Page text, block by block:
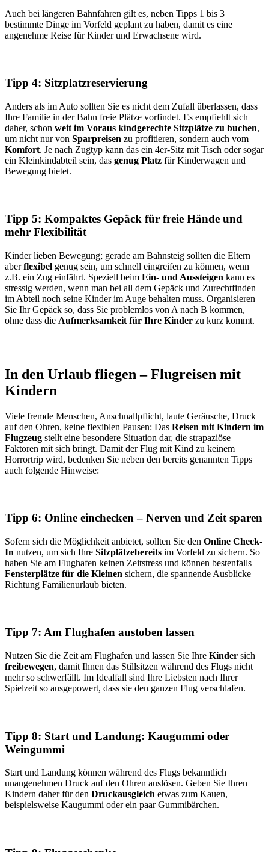
Auch bei längeren Bahnfahren gilt es, neben Tipps 1 bis 3
bestimmte Dinge im Vorfeld geplant zu haben, damit es eine
angenehme Reise für Kinder und Erwachsene wird.
Tipp 4: Sitzplatzreservierung
Anders als im Auto sollten Sie es nicht dem Zufall überlassen, dass
Ihre Familie in der Bahn freie Plätze vorfindet. Es empfiehlt sich
daher, schon weit im Voraus kindgerechte Sitzplätze zu buchen,
um nicht nur von Sparpreisen zu profitieren, sondern auch vom
Komfort. Je nach Zugtyp kann das ein 4er-Sitz mit Tisch oder sogar
ein Kleinkindabteil sein, das genug Platz für Kinderwagen und
Bewegung bietet.
Tipp 5: Kompaktes Gepäck für freie Hände und
mehr Flexibilität
Kinder lieben Bewegung; gerade am Bahnsteig sollten die Eltern
aberflexibel genug sein, um schnell eingreifen zu können, wenn
z.B. ein Zug einfährt. Speziell beim Ein- und Aussteigen kann es
stressig werden, wenn man bei all dem Gepäck und Zurechtfinden
im Abteil noch seine Kinder im Auge behalten muss. Organisieren
Sie Ihr Gepäck so, dass Sie problemlos von A nach B kommen,
ohne dass die Aufmerksamkeit für Ihre Kinder zu kurz kommt.
In den Urlaub fliegen – Flugreisen mit
Kindern
Viele fremde Menschen, Anschnallpflicht, laute Geräusche, Druck
auf den Ohren, keine flexiblen Pausen: Das Reisen mit Kindern im
Flugzeug stellt eine besondere Situation dar, die strapaziöse
Faktoren mit sich bringt. Damit der Flug mit Kind zu keinem
Horrortrip wird, bedenken Sie neben den bereits genannten Tipps
auch folgende Hinweise:
Tipp 6: Online einchecken – Nerven und Zeit sparen
Sofern sich die Möglichkeit anbietet, sollten Sie den Online Check-
In nutzen, um sich Ihre Sitzplätzebereits im Vorfeld zu sichern. So
haben Sie am Flughafen keinen Zeitstress und können bestenfalls
Fensterplätze für die Kleinen sichern, die spannende Ausblicke
Richtung Familienurlaub bieten.
Tipp 7: Am Flughafen austoben lassen
Nutzen Sie die Zeit am Flughafen und lassen Sie Ihre Kinder sich
freibewegen, damit Ihnen das Stillsitzen während des Flugs nicht
mehr so schwerfällt. Im Idealfall sind Ihre Liebsten nach Ihrer
Spielzeit so ausgepowert, dass sie den ganzen Flug verschlafen.
Tipp 8: Start und Landung: Kaugummi oder
Weingummi
Start und Landung können während des Flugs bekanntlich
unangenehmen Druck auf den Ohren auslösen. Geben Sie Ihren
Kindern daher für den Druckausgleich etwas zum Kauen,
beispielsweise Kaugummi oder ein paar Gummibärchen.